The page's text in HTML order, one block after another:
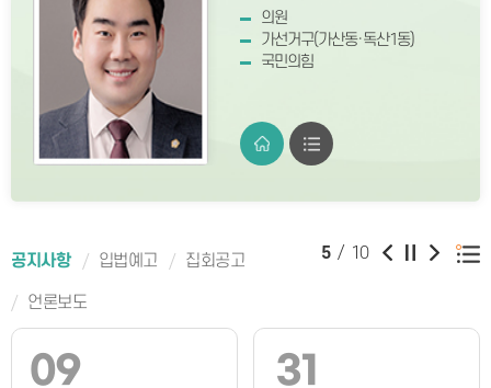
의원
나선거구(독산2·3·4동)
국민의힘
의원
다선거구(시흥1·4동)
국민의힘
의회운영위원장
비례대표()
더불어민주당
행정재경위원장
나선거구(독산2·3·4동)
더불어민주당
의원
가선거구(가산동·독산1동)
국민의힘
부의장
다선거구(시흥1·4동)
더불어민주당
복지건설위원장
가선거구(가산동·독산1동)
더불어민주당
예산결산특별위원장
라선거구(시흥2·3·5동)
더불어민주당
의원
라선거구(시흥2·3·5동)
국민의힘
의장
가선거구(가산동·독산1동)
더불어민주당
공지사항 5 / 10
09 31
입법예고 집회공고
언론보도